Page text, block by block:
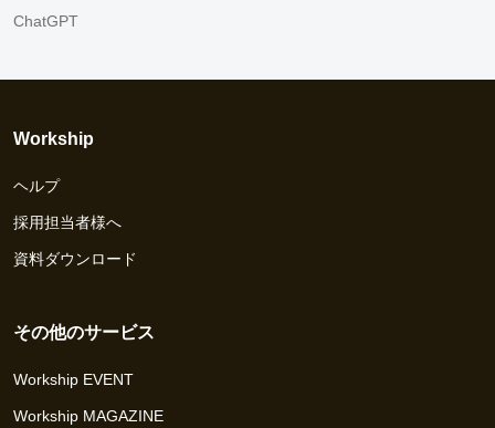
ChatGPT
Workship
ヘルプ
採用担当者様へ
資料ダウンロード
その他のサービス
Workship EVENT
Workship MAGAZINE